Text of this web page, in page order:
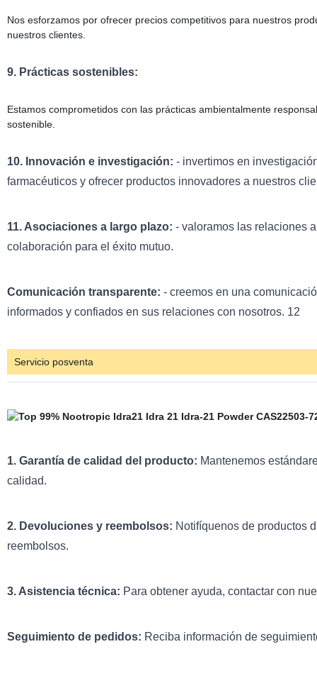
Nos esforzamos por ofrecer precios competitivos para nuestros
nuestros clientes.
9. Prácticas sostenibles:
Estamos comprometidos con las prácticas ambientalmente
sostenible.
10. Innovación e investigación: - invertimos en
farmacéuticos y ofrecer productos innovadores a nuestros
11. Asociaciones a largo plazo: - valoramos las relaciones
colaboración para el éxito mutuo.
Comunicación transparente: - creemos en una
informados y confiados en sus relaciones con nosotros. 12
Servicio posventa
1. Garantía de calidad del producto: Mantenemos
calidad.
2. Devoluciones y reembolsos: Notifíquenos de productos
reembolsos.
3. Asistencia técnica: Para obtener ayuda, contactar con
Seguimiento de pedidos: Reciba información de